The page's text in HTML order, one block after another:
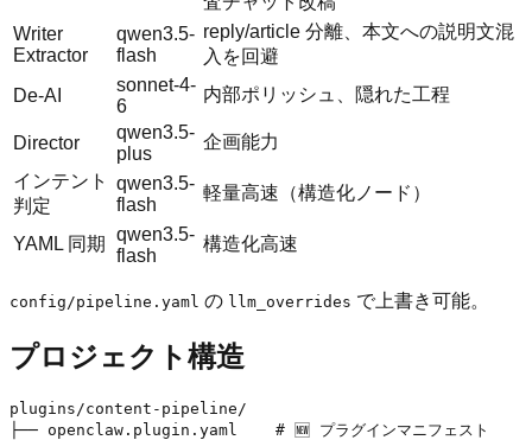
Writer
Extractor
qwen3.5-
flash
reply/article 分離、本文への説明文混
入を回避
De-AI
sonnet-4-
6
内部ポリッシュ、隠れた工程
Director
qwen3.5-
plus
企画能力
インテント
判定
qwen3.5-
flash
軽量高速（構造化ノード）
YAML 同期
qwen3.5-
flash
構造化高速
config/pipeline.yaml の llm_overrides で上書き可能。
プロジェクト構造
plugins/content-pipeline/
├── openclaw.plugin.yaml    # 🆕 プラグインマニフェスト